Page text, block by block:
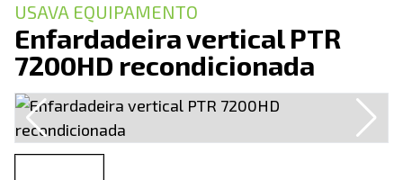
USAVA EQUIPAMENTO
Enfardadeira vertical PTR
7200HD recondicionada